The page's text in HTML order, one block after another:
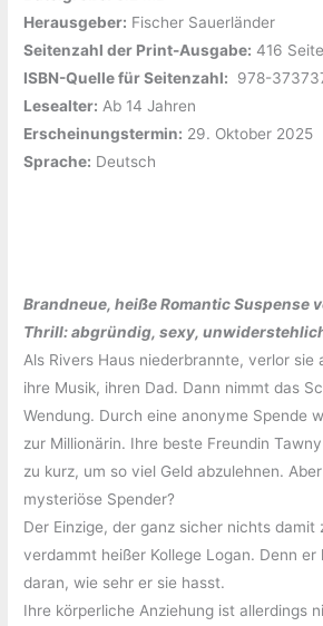
Herausgeber: ‎Fischer Sauerländer
Seitenzahl der Print-Ausgabe: ‎416
ISBN-Quelle für Seitenzahl:
978-
Lesealter: Ab 14 Jahren
Erscheinungstermin: ‎29. Oktober 2025
Sprache: ‎Deutsch
Brandneue, heiße Romantic Suspense
Thrill: abgründig, sexy,
Als Rivers Haus niederbrannte, verlor sie
ihre Musik, ihren Dad. Dann nimmt das
Wendung. Durch eine anonyme Spende
zur Millionärin. Ihre beste Freundin
zu kurz, um so viel Geld abzulehnen.
mysteriöse Spender?
Der Einzige, der ganz sicher nichts damit
verdammt heißer Kollege Logan. Denn er
daran, wie sehr er sie hasst.
Ihre körperliche Anziehung ist allerdings